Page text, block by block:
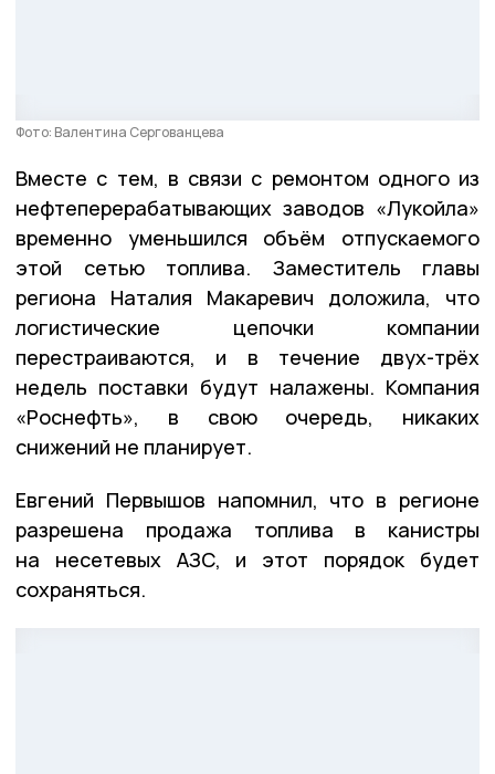
Фото: Валентина Сергованцева
Вместе с тем, в связи с ремонтом одного из
нефтеперерабатывающих заводов «Лукойла»
временно уменьшился объём отпускаемого
этой сетью топлива. Заместитель главы
региона Наталия Макаревич доложила, что
логистические цепочки компании
перестраиваются, и в течение двух-трёх
недель поставки будут налажены. Компания
«Роснефть», в свою очередь, никаких
снижений не планирует.
Евгений Первышов напомнил, что в регионе
разрешена продажа топлива в канистры
на несетевых АЗС, и этот порядок будет
сохраняться.